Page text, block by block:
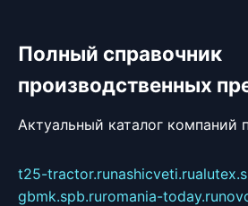
Полный справочник
производственных
Актуальный каталог компаний
t25-tractor.runashicveti.ru
gbmk.spb.ruromania-today.ru